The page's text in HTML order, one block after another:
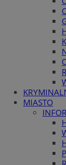
MIASTO